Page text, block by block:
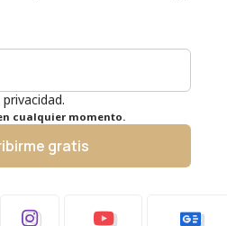
cualquier momento.
gratis